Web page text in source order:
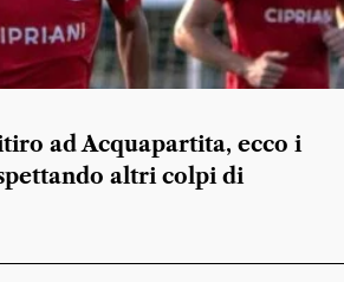
ad Acquapartita, ecco i
altri colpi di